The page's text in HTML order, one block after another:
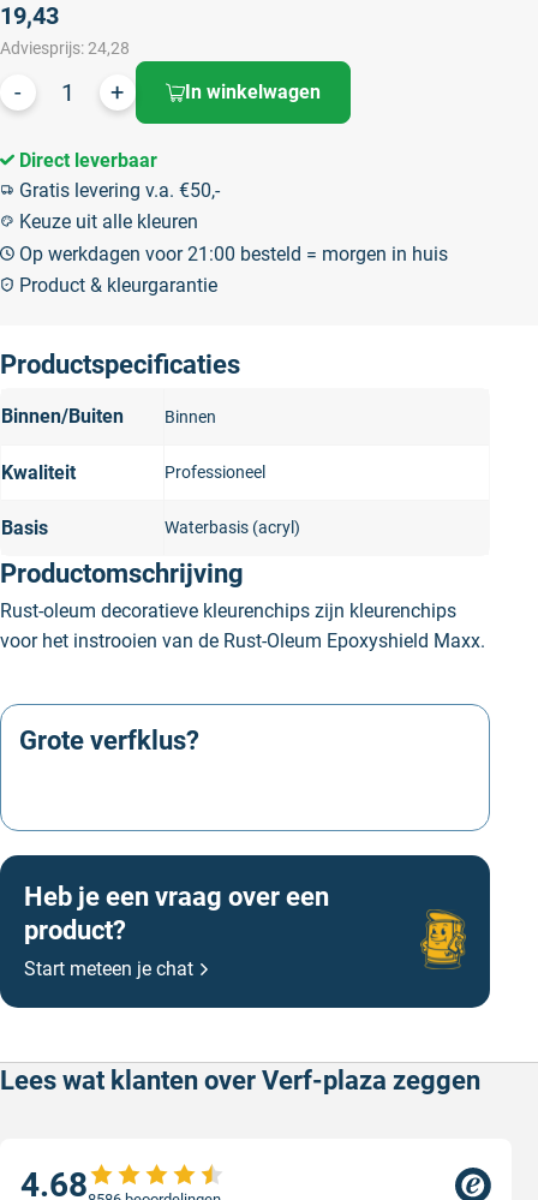
19,43
Adviesprijs:24,28
In winkelwagen
Direct leverbaar
Gratis levering v.a. €50,-
Keuze uit alle kleuren
Op werkdagen voor 21:00 besteld = morgen in huis
Product & kleurgarantie
Productspecificaties
Binnen/Buiten Binnen
Kwaliteit Professioneel
Basis Waterbasis (acryl)
Productomschrijving
Rust-oleum decoratieve kleurenchips zijn kleurenchips
voor het instrooien van de Rust-Oleum Epoxyshield Maxx.
Grote verfklus?
Heb je een vraag over een
product?
Start meteen je chat
Lees wat klanten over Verf-plaza zeggen
4.68